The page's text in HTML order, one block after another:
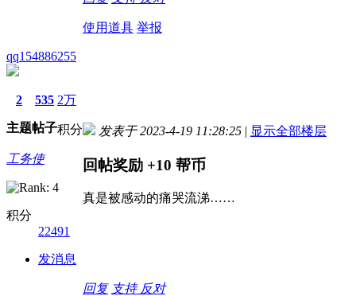
使用道具 举报
qq154886255
2
主题
535
帖子
2万
积分
工务使
积分
22491
发消息
发表于 2023-4-19 11:28:25 | 显示全部楼层
回帖奖励 +10 帮币
真是被感动的痛哭流涕……
回复 支持 反对